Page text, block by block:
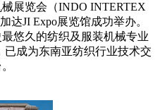
展览会（INDO INTERTEX
达JI Expo展览馆成功举办。
悠久的纺织及服装机械专业
已成为东南亚纺织行业技术交